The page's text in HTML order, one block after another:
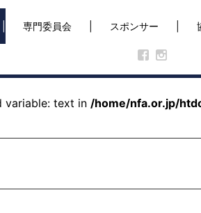
専門委員会 スポンサー
variable: text in /home/nfa.or.jp/